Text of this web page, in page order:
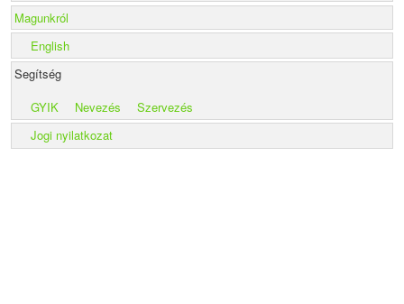
Magunkról
English
Segítség
GYIK
Nevezés
Szervezés
Jogi nyilatkozat